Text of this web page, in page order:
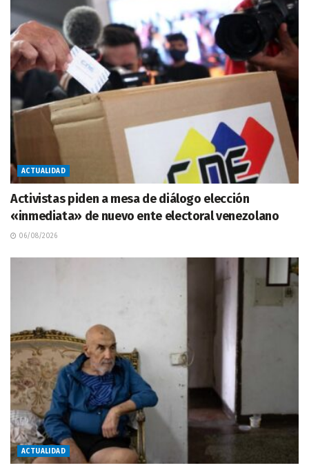
ACTUALIDAD
Activistas piden a mesa de diálogo elección
«inmediata» de nuevo ente electoral venezolano
06/08/2026
ACTUALIDAD